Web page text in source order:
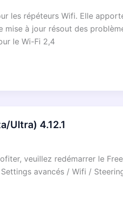
les répéteurs Wifi. Elle
à jour résout des
le Wi-Fi 2,4
Ultra) 4.12.1
veuillez redémarrer le
avancés / Wifi /